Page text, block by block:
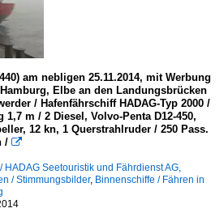
am nebligen 25.11.2014, mit Werbung
Elbe an den Landungsbrücken
/ Hafenfährschiff HADAG-Typ 2000 /
1,7 m / 2 Diesel, Volvo-Penta D12-450,
12 kn, 1 Querstrahlruder / 250 Pass.
/ 
Seetouristik und Fährdienst AG,
/ Stimmungsbilder, Binnenschiffe / Fähren in